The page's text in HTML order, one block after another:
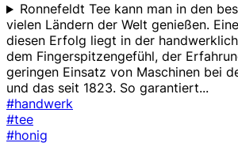
Ronnefeldt Tee kann man in den
vielen Ländern der Welt genießen.
diesen Erfolg liegt in der
dem Fingerspitzengefühl, der
geringen Einsatz von Maschinen bei
und das seit 1823. So garantiert...
#handwerk
#tee
#honig